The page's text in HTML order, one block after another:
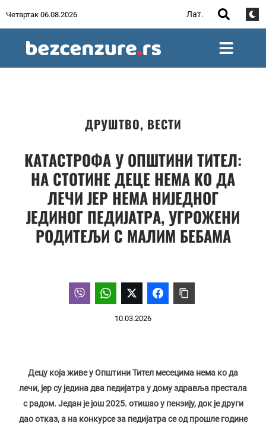
Четвртак 06.08.2026 Лат.
ДРУШТВО, ВЕСТИ
КАТАСТРОФА У ОПШТИНИ ТИТЕЛ:
НА СТОТИНЕ ДЕЦЕ НЕМА КО ДА
ЛЕЧИ ЈЕР НЕМА НИЈЕДНОГ
ЈЕДИНОГ ПЕДИЈАТРА, УГРОЖЕНИ
РОДИТЕЉИ С МАЛИМ БЕБАМА
10.03.2026
Децу која живе у Општини Тител месецима нема ко да
лечи, јер су једина два педијатра у дому здравља престала
с радом. Један је још 2025. отишао у пензију, док је други
дао отказ, а на конкурсе за педијатра се од прошле године